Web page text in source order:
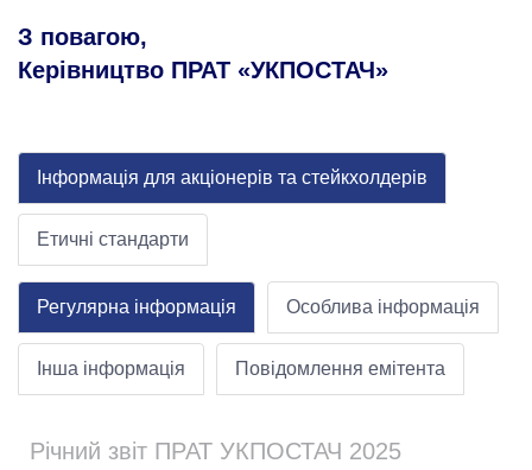
З повагою,
Керівництво ПРАТ «УКПОСТАЧ»
Інформація для акціонерів та стейкхолдерів
Етичні стандарти
Регулярна інформація Особлива інформація
Інша інформація Повідомлення емітента
Річний звіт ПРАТ УКПОСТАЧ 2025